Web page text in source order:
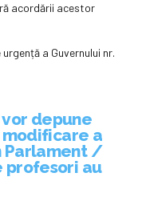
acordării acestor
a Guvernului nr.
depune
a
Parlament /
profesori au